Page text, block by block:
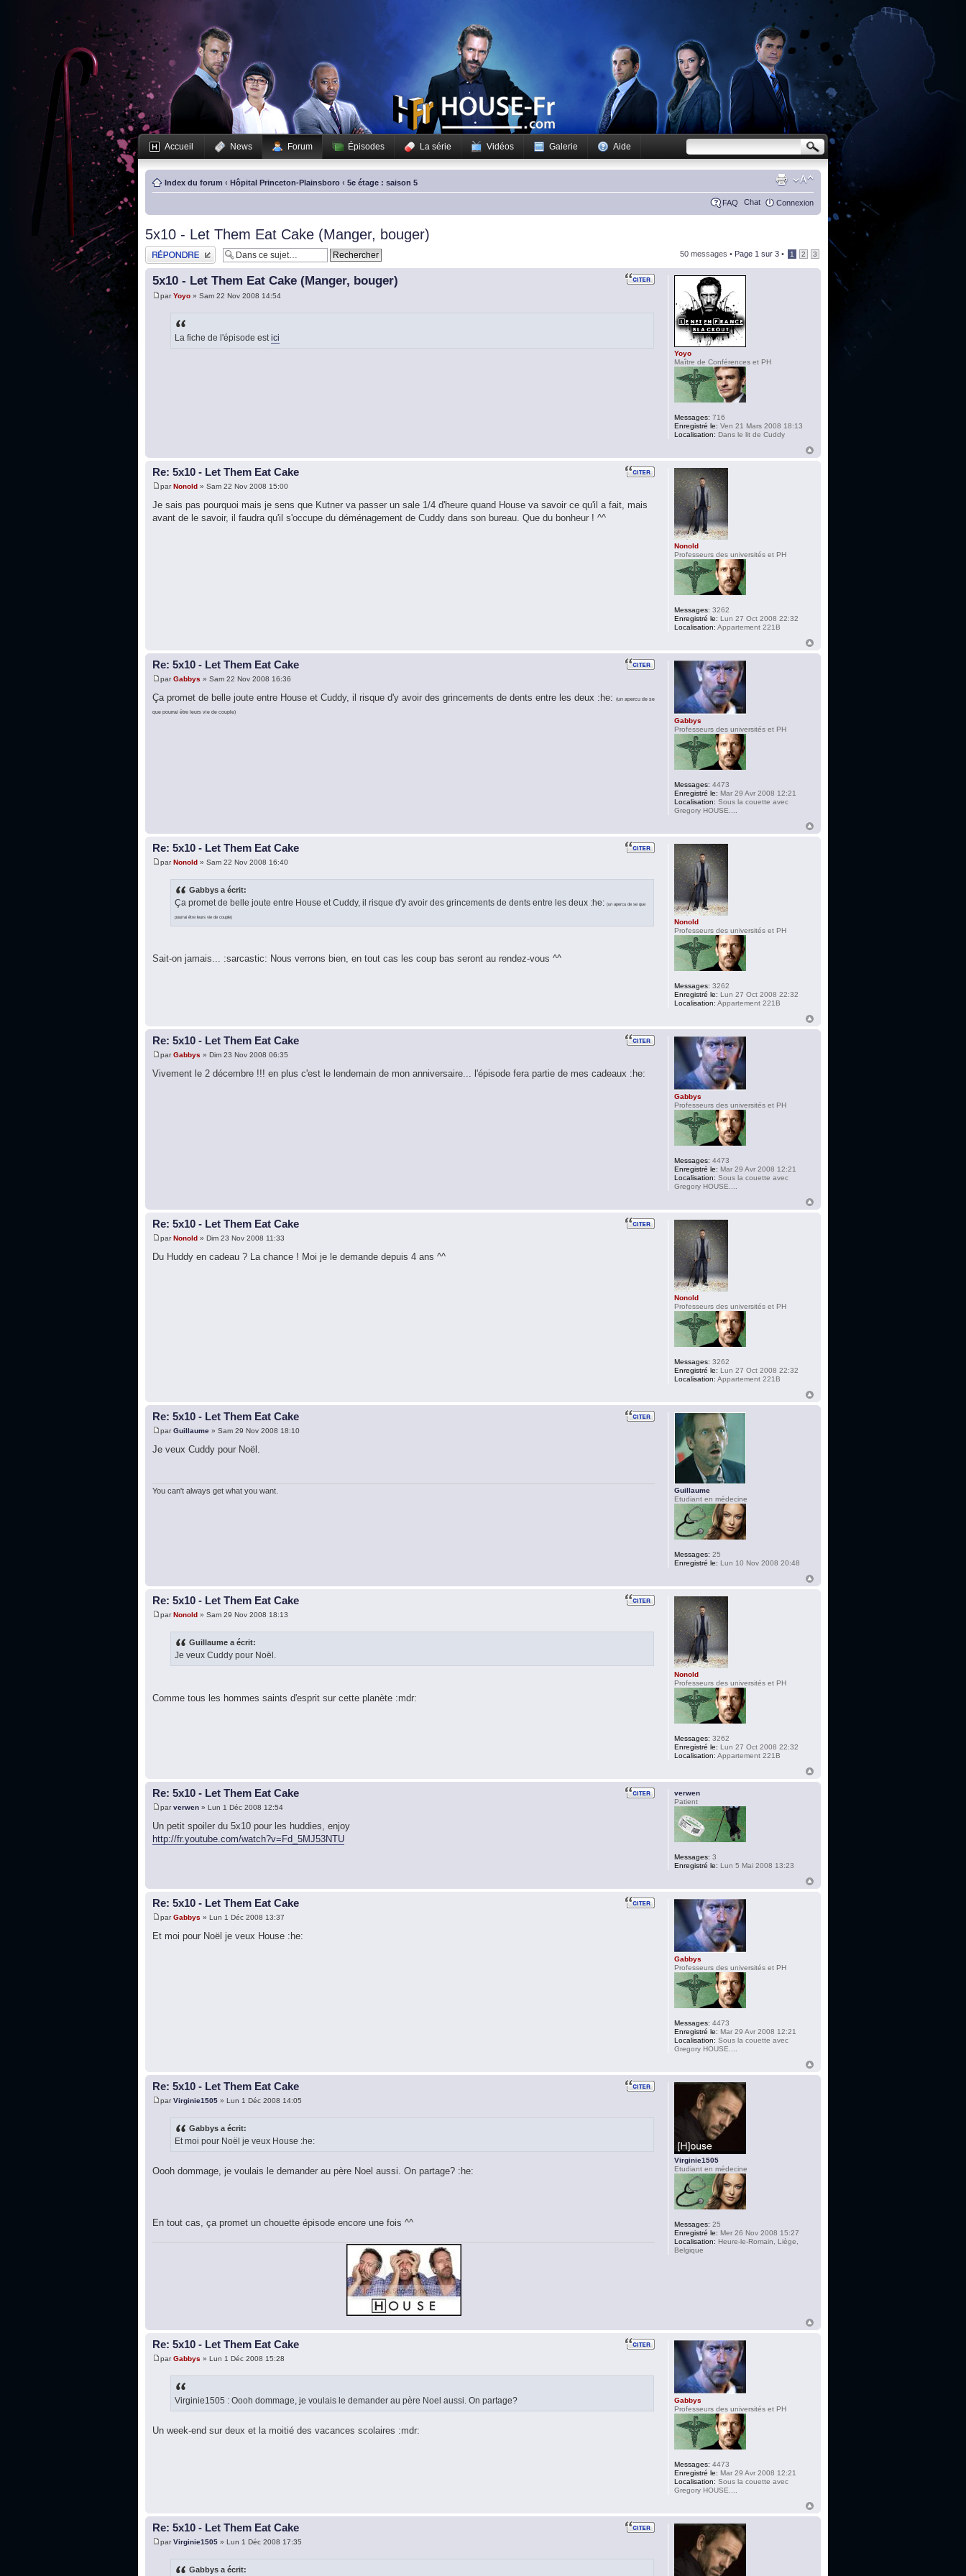
Accueil News Forum Épisodes La série Vidéos Galerie Aide
Index du forum ‹ Hôpital Princeton-Plainsboro ‹ 5e étage : saison 5
FAQ Chat Connexion
5x10 - Let Them Eat Cake (Manger, bouger)
Publier une réponse 50 messages • Page 1 sur 3 • 1 2 3
5x10 - Let Them Eat Cake (Manger, bouger)
parYoyo » Sam 22 Nov 2008 14:54
La fiche de l'épisode estici
Yoyo
Maître de Conférences et PH
Messages: 716
Enregistré le: Ven 21 Mars 2008 18:13
Localisation: Dans le lit de Cuddy
Re: 5x10 - Let Them Eat Cake
parNonold » Sam 22 Nov 2008 15:00
Je sais pas pourquoi mais je sens que Kutner va passer un sale 1/4 d'heure quand House va savoir ce qu'il a fait, mais
avant de le savoir, il faudra qu'il s'occupe du déménagement de Cuddy dans son bureau. Que du bonheur ! ^^
Nonold
Professeurs des universités et PH
Messages: 3262
Enregistré le: Lun 27 Oct 2008 22:32
Localisation: Appartement 221B
Re: 5x10 - Let Them Eat Cake
parGabbys » Sam 22 Nov 2008 16:36
Ça promet de belle joute entre House et Cuddy, il risque d'y avoir des grincements de dents entre les deux :he: (un apercu de se
que pourrai être leurs vie de couple)
Gabbys
Professeurs des universités et PH
Messages: 4473
Enregistré le: Mar 29 Avr 2008 12:21
Localisation: Sous la couette avec
Gregory HOUSE....
Re: 5x10 - Let Them Eat Cake
parNonold » Sam 22 Nov 2008 16:40
Gabbys a écrit:
Ça promet de belle joute entre House et Cuddy, il risque d'y avoir des grincements de dents entre les deux :he: (un apercu de se que
pourrai être leurs vie de couple)
Sait-on jamais... :sarcastic: Nous verrons bien, en tout cas les coup bas seront au rendez-vous ^^
Nonold
Professeurs des universités et PH
Messages: 3262
Enregistré le: Lun 27 Oct 2008 22:32
Localisation: Appartement 221B
Re: 5x10 - Let Them Eat Cake
parGabbys » Dim 23 Nov 2008 06:35
Vivement le 2 décembre !!! en plus c'est le lendemain de mon anniversaire... l'épisode fera partie de mes cadeaux :he:
Gabbys
Professeurs des universités et PH
Messages: 4473
Enregistré le: Mar 29 Avr 2008 12:21
Localisation: Sous la couette avec
Gregory HOUSE....
Re: 5x10 - Let Them Eat Cake
parNonold » Dim 23 Nov 2008 11:33
Du Huddy en cadeau ? La chance ! Moi je le demande depuis 4 ans ^^
Nonold
Professeurs des universités et PH
Messages: 3262
Enregistré le: Lun 27 Oct 2008 22:32
Localisation: Appartement 221B
Re: 5x10 - Let Them Eat Cake
parGuillaume » Sam 29 Nov 2008 18:10
Je veux Cuddy pour Noël.
You can't always get what you want.
Guillaume
Etudiant en médecine
Messages: 25
Enregistré le: Lun 10 Nov 2008 20:48
Re: 5x10 - Let Them Eat Cake
parNonold » Sam 29 Nov 2008 18:13
Guillaume a écrit:
Je veux Cuddy pour Noël.
Comme tous les hommes saints d'esprit sur cette planète :mdr:
Nonold
Professeurs des universités et PH
Messages: 3262
Enregistré le: Lun 27 Oct 2008 22:32
Localisation: Appartement 221B
Re: 5x10 - Let Them Eat Cake
parverwen » Lun 1 Déc 2008 12:54
Un petit spoiler du 5x10 pour les huddies, enjoy
http://fr.youtube.com/watch?v=Fd_5MJ53NTU
verwen
Patient
Messages: 3
Enregistré le: Lun 5 Mai 2008 13:23
Re: 5x10 - Let Them Eat Cake
parGabbys » Lun 1 Déc 2008 13:37
Et moi pour Noël je veux House :he:
Gabbys
Professeurs des universités et PH
Messages: 4473
Enregistré le: Mar 29 Avr 2008 12:21
Localisation: Sous la couette avec
Gregory HOUSE....
Re: 5x10 - Let Them Eat Cake
parVirginie1505 » Lun 1 Déc 2008 14:05
Gabbys a écrit:
Et moi pour Noël je veux House :he:
Oooh dommage, je voulais le demander au père Noel aussi. On partage? :he:
En tout cas, ça promet un chouette épisode encore une fois ^^
Virginie1505
Etudiant en médecine
Messages: 25
Enregistré le: Mer 26 Nov 2008 15:27
Localisation: Heure-le-Romain, Liège,
Belgique
Re: 5x10 - Let Them Eat Cake
parGabbys » Lun 1 Déc 2008 15:28
Virginie1505 : Oooh dommage, je voulais le demander au père Noel aussi. On partage?
Un week-end sur deux et la moitié des vacances scolaires :mdr:
Gabbys
Professeurs des universités et PH
Messages: 4473
Enregistré le: Mar 29 Avr 2008 12:21
Localisation: Sous la couette avec
Gregory HOUSE....
Re: 5x10 - Let Them Eat Cake
parVirginie1505 » Lun 1 Déc 2008 17:35
Gabbys a écrit: